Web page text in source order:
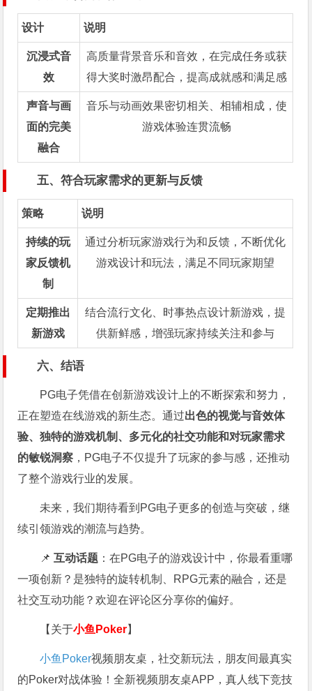
设计 说明
沉浸式音
效
高质量背景音乐和音效，在完成任务或获
得大奖时激昂配合，提高成就感和满足感
声音与画
面的完美
融合
音乐与动画效果密切相关、相辅相成，使
游戏体验连贯流畅
五、符合玩家需求的更新与反馈
策略 说明
持续的玩
家反馈机
制
通过分析玩家游戏行为和反馈，不断优化
游戏设计和玩法，满足不同玩家期望
定期推出
新游戏
结合流行文化、时事热点设计新游戏，提
供新鲜感，增强玩家持续关注和参与
六、结语
PG电子凭借在创新游戏设计上的不断探索和努力，
正在塑造在线游戏的新生态。通过出色的视觉与音效体
验、独特的游戏机制、多元化的社交功能和对玩家需求
的敏锐洞察 ，PG电子不仅提升了玩家的参与感，还推动
了整个游戏行业的发展。
未来，我们期待看到PG电子更多的创造与突破，继
续引领游戏的潮流与趋势。
📌互动话题 ：在PG电子的游戏设计中，你最看重哪
一项创新？是独特的旋转机制、RPG元素的融合，还是
社交互动功能？欢迎在评论区分享你的偏好。
【关于小鱼Poker】
小鱼Poker视频朋友桌，社交新玩法，朋友间最真实
的Poker对战体验！全新视频朋友桌APP，真人线下竞技